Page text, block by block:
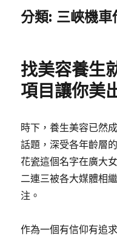
分類: 三峽機車
找美容養生
項目讓你美
時下，養生美容已然
話題，深受各年齡層
花瓷這個名字在廣大
二連三被各大媒體相
注。
作為一個有信仰有追